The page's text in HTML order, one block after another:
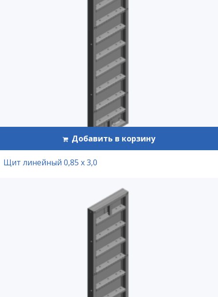
Добавить в корзину
Щит линейный 0,85 х 3,0